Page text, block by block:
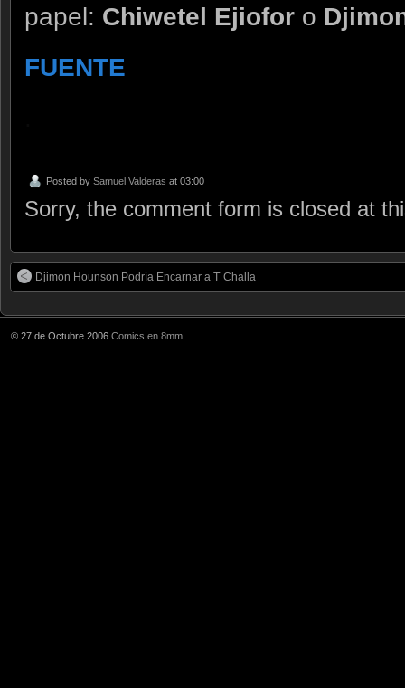
papel: Chiwetel Ejiofor o
FUENTE
Posted by Samuel Valderas at 03:00
Sorry, the comment form is closed at
Djimon Hounson Podría Encarnar a T´Challa
© 27 de Octubre 2006 Comics en 8mm